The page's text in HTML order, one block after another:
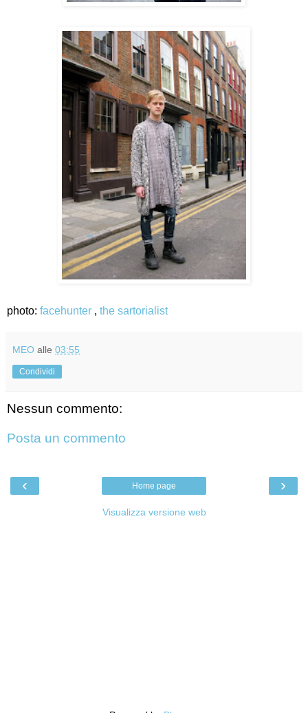
photo: facehunter , the sartorialist
MEO alle 03:55
Condividi
Nessun commento:
Posta un commento
‹ ›
Home page
Visualizza versione web